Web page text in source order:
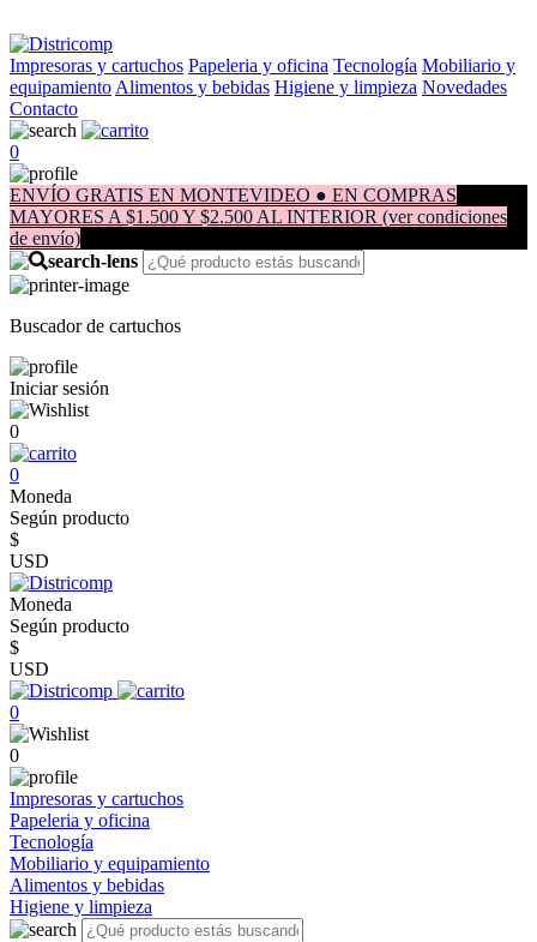
Impresoras y cartuchos Papeleria y oficina Tecnología Mobiliario y
equipamiento Alimentos y bebidas Higiene y limpieza Novedades
Contacto
0
ENVÍO GRATIS EN MONTEVIDEO ● EN COMPRAS
MAYORES A $1.500 Y $2.500 AL INTERIOR (ver condiciones
de envío)
Buscador de cartuchos
Iniciar sesión
0
0
Moneda
Según producto
$
USD
Moneda
Según producto
$
USD
0
0
Impresoras y cartuchos
Papeleria y oficina
Tecnología
Mobiliario y equipamiento
Alimentos y bebidas
Higiene y limpieza